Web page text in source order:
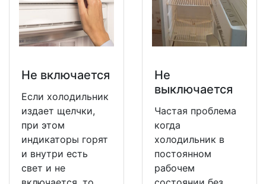
Не включается
Если холодильник
издает щелчки,
при этом
индикаторы горят
и внутри есть
свет и не
Не
выключается
Частая проблема
когда
холодильник в
постоянном
рабочем